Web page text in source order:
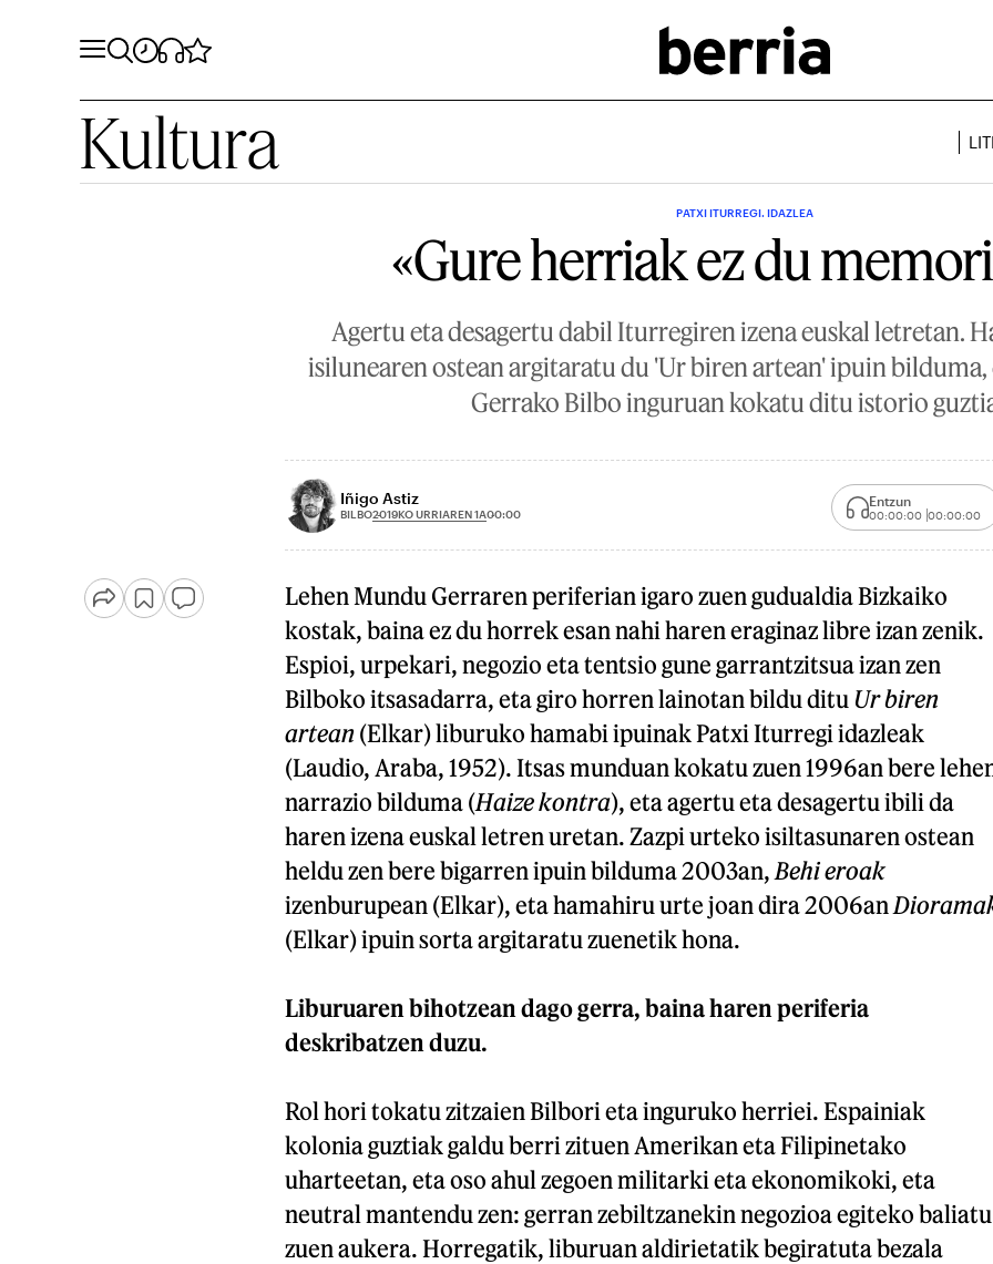
Kultura
PATXI ITURREGI. IDAZLEA
«Gure herriak ez du
Agertu eta desagertu dabil Iturregiren izena euskal letretan.
isilunearen ostean argitaratu du 'Ur biren artean' ipuin
Gerrako Bilbo inguruan kokatu ditu istorio
Iñigo Astiz
BILBO2019KO URRIAREN 1A00:00
Entzun
00:00:00 00:00:00
Lehen Mundu Gerraren periferian igaro zuen gudualdia Bizkaiko
kostak, baina ez du horrek esan nahi haren eraginaz libre izan zenik.
Espioi, urpekari, negozio eta tentsio gune garrantzitsua izan zen
Bilboko itsasadarra, eta giro horren lainotan bildu ditu Ur biren
artean(Elkar) liburuko hamabi ipuinak Patxi Iturregi idazleak
(Laudio, Araba, 1952). Itsas munduan kokatu zuen 1996an bere
narrazio bilduma (Haize kontra), eta agertu eta desagertu ibili da
haren izena euskal letren uretan. Zazpi urteko isiltasunaren ostean
heldu zen bere bigarren ipuin bilduma 2003an, Behi eroak
izenburupean (Elkar), eta hamahiru urte joan dira 2006an
(Elkar) ipuin sorta argitaratu zuenetik hona.
Liburuaren bihotzean dago gerra, baina haren periferia
deskribatzen duzu.
Rol hori tokatu zitzaien Bilbori eta inguruko herriei. Espainiak
kolonia guztiak galdu berri zituen Amerikan eta Filipinetako
uharteetan, eta oso ahul zegoen militarki eta ekonomikoki, eta
neutral mantendu zen: gerran zebiltzanekin negozioa egiteko baliatu
zuen aukera. Horregatik, liburuan aldirietatik begiratuta bezala